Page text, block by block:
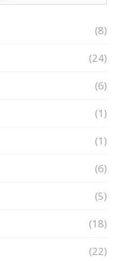
(8)
(24)
(6)
(1)
(1)
(6)
(5)
(18)
(22)